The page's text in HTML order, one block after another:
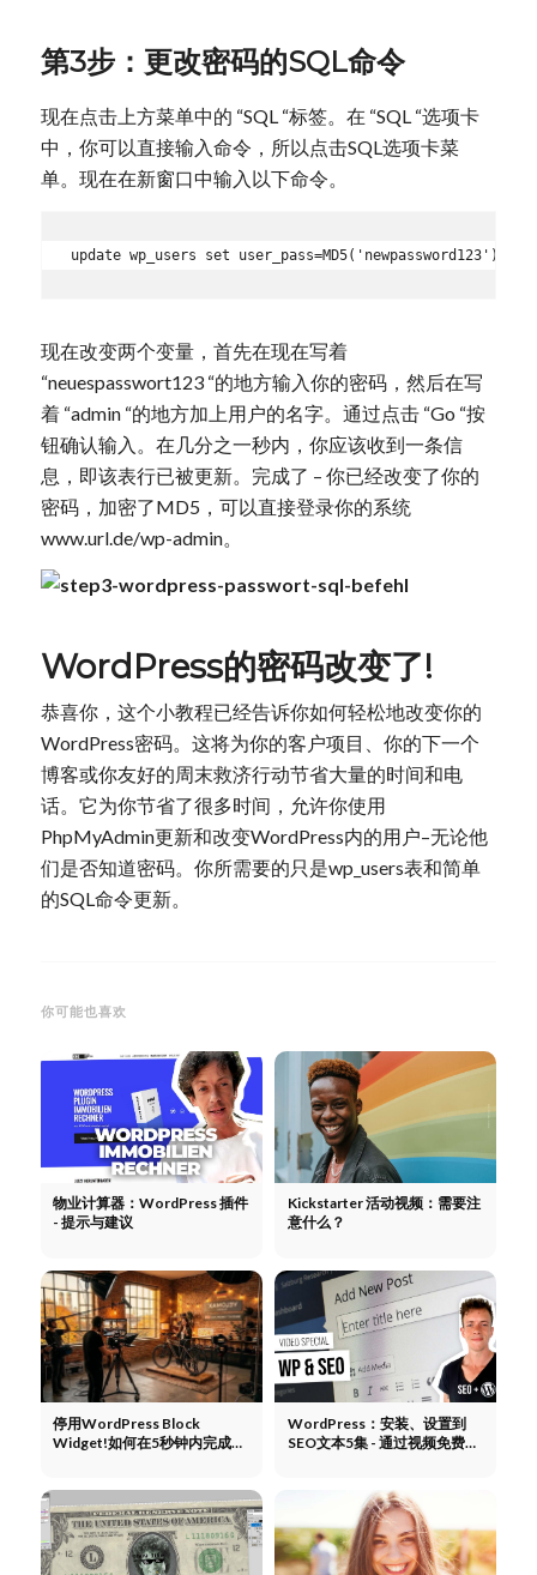
第3步：更改密码的SQL命令
现在点击上方菜单中的 “SQL “标签。在 “SQL “选项卡
中，你可以直接输入命令，所以点击SQL选项卡菜
单。现在在新窗口中输入以下命令。
update wp_users set user_pass=MD5('newpassword123')
现在改变两个变量，首先在现在写着
“neuespasswort123 “的地方输入你的密码，然后在写
着 “admin “的地方加上用户的名字。通过点击 “Go “按
钮确认输入。在几分之一秒内，你应该收到一条信
息，即该表行已被更新。完成了 – 你已经改变了你的
密码，加密了MD5，可以直接登录你的系统
www.url.de/wp-admin。
WordPress的密码改变了!
恭喜你，这个小教程已经告诉你如何轻松地改变你的
WordPress密码。这将为你的客户项目、你的下一个
博客或你友好的周末救济行动节省大量的时间和电
话。它为你节省了很多时间，允许你使用
PhpMyAdmin更新和改变WordPress内的用户–无论他
们是否知道密码。你所需要的只是wp_users表和简单
的SQL命令更新。
你可能也喜欢
物业计算器：WordPress 插件
- 提示与建议
Kickstarter 活动视频：需要注
意什么？
停用WordPress Block
Widget!如何在5秒钟内完成
WordPress：安装、设置到
SEO文本5集 - 通过视频免费学